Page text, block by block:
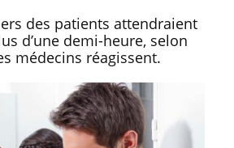
des patients attendraient
d’une demi-heure, selon
médecins réagissent.